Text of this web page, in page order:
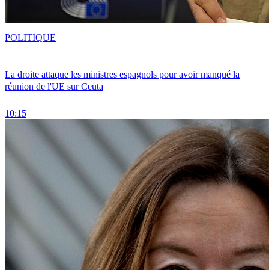
La droite attaque les ministres espagnols pour avoir manqué la
réunion de l'UE sur Ceuta
10:15
POLITIQUE